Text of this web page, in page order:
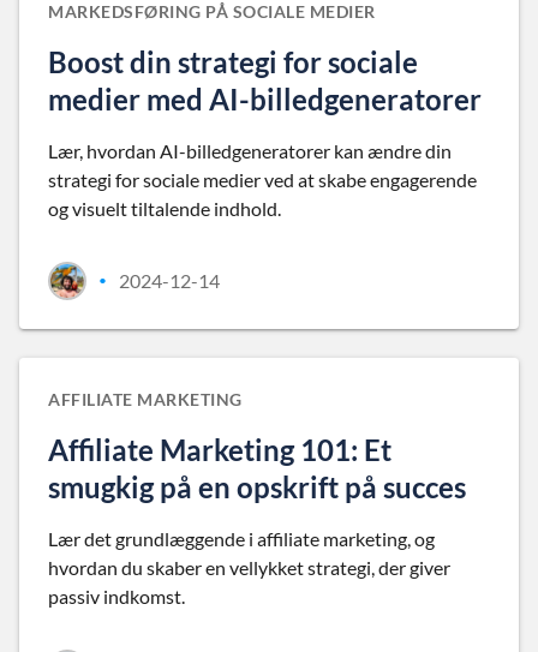
MARKEDSFØRING PÅ SOCIALE MEDIER
Boost din strategi for sociale
medier med AI-billedgeneratorer
Lær, hvordan AI-billedgeneratorer kan ændre din
strategi for sociale medier ved at skabe engagerende
og visuelt tiltalende indhold.
• 2024-12-14
AFFILIATE MARKETING
Affiliate Marketing 101: Et
smugkig på en opskrift på succes
Lær det grundlæggende i affiliate marketing, og
hvordan du skaber en vellykket strategi, der giver
passiv indkomst.